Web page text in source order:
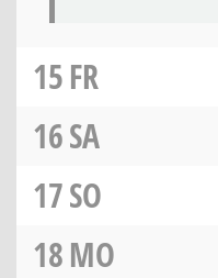
15FR
16SA
17SO
18MO